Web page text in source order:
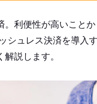
利便性が高いこと
ュレス決済を導入
説します。